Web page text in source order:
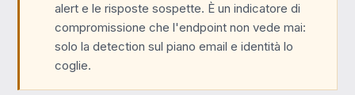
alert e le risposte sospette. È un indicatore di
compromissione che l'endpoint non vede mai:
solo la detection sul piano email e identità lo
coglie.